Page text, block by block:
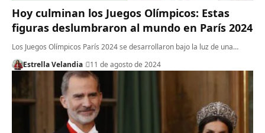
Hoy culminan los Juegos Olímpicos: Estas
figuras deslumbraron al mundo en París 2024
Los Juegos Olímpicos París 2024 se desarrollaron bajo la luz de una…
Estrella Velandia
11 de agosto de 2024